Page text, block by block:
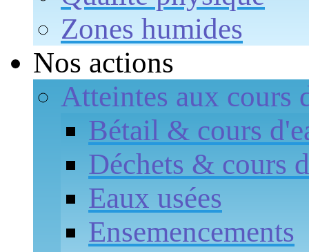
Zones humides
Nos actions
Atteintes aux cours
Bétail & cours
Déchets & cours
Eaux usées
Ensemencements